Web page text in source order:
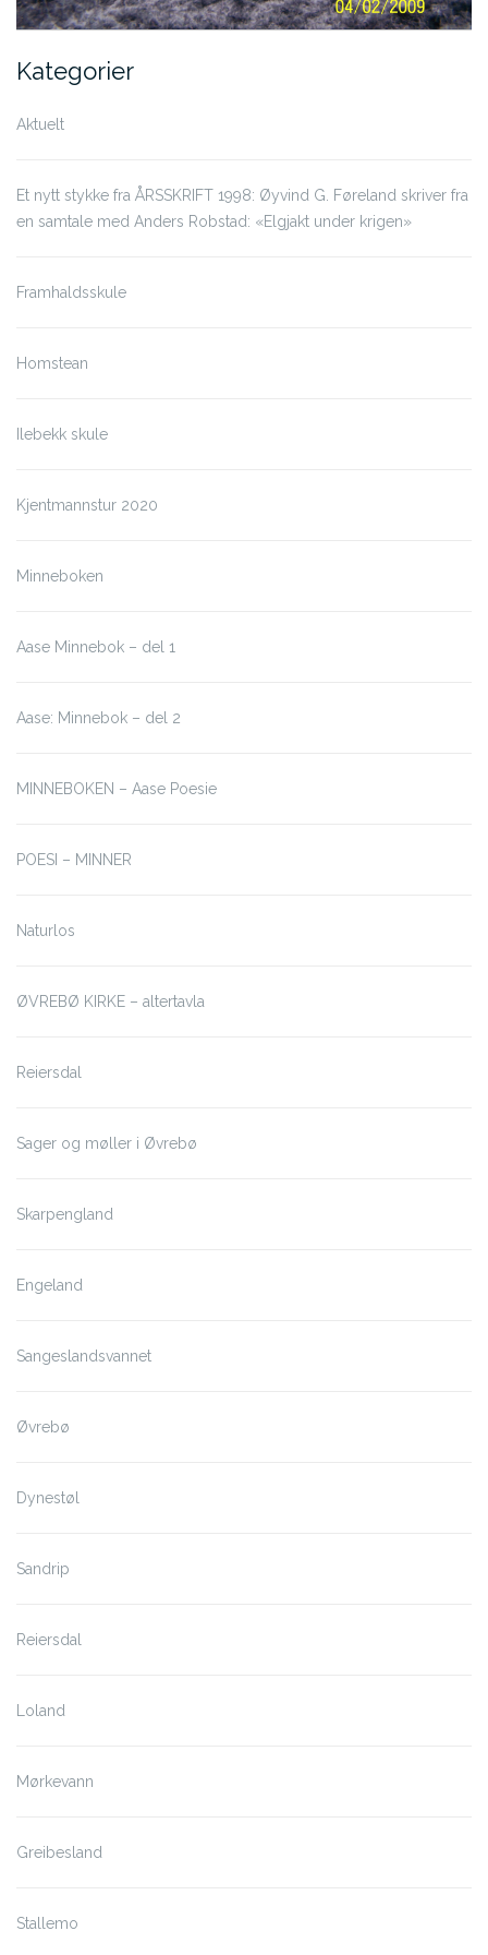
Kategorier
Aktuelt
Et nytt stykke fra ÅRSSKRIFT 1998: Øyvind G. Føreland skriver fra
en samtale med Anders Robstad: «Elgjakt under krigen»
Framhaldsskule
Homstean
Ilebekk skule
Kjentmannstur 2020
Minneboken
Aase Minnebok – del 1
Aase: Minnebok – del 2
MINNEBOKEN – Aase Poesie
POESI – MINNER
Naturlos
ØVREBØ KIRKE – altertavla
Reiersdal
Sager og møller i Øvrebø
Skarpengland
Engeland
Sangeslandsvannet
Øvrebø
Dynestøl
Sandrip
Reiersdal
Loland
Mørkevann
Greibesland
Stallemo